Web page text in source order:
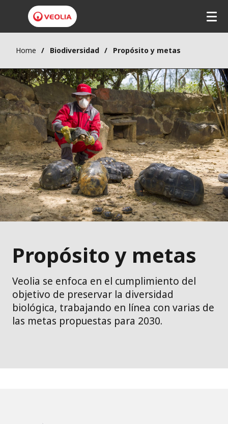
Home Biodiversidad Propósito y metas
Propósito y metas
Veolia se enfoca en el cumplimiento del
objetivo de preservar la diversidad
biológica, trabajando en línea con varias de
las metas propuestas para 2030.